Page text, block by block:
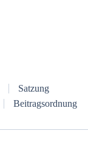
Satzung
Beitragsordnung